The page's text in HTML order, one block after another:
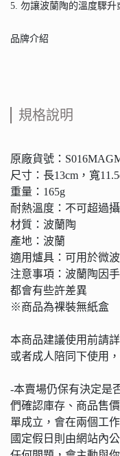
5. 勿讓波蘭陶的溫度驟
品牌介紹
規格說明
原廠貨號：
尺寸：長13cm，寬
重量：165g
耐熱溫度：不可超過
材質：波蘭陶
產地：波蘭
適用爐具：可用於微
注意事項：波蘭陶因
都會有些許差異
※商品為裸裝無紙盒
本商品建議使用前請
或者成人陪同下使用
-本賣場仍保有決定是
們確認庫存、商品售
單成立，會在兩個工
國定假日則由網站內